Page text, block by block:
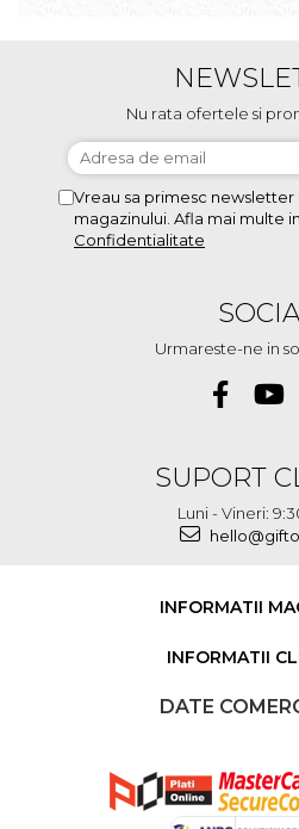
Nu rata ofertele si
Vreau sa primesc
magazinului. Afla mai multe in
Confidentialitate
Urmareste-ne in
SUPORT
Luni - Vineri:
INFORMATII
INFORMATII
DATE